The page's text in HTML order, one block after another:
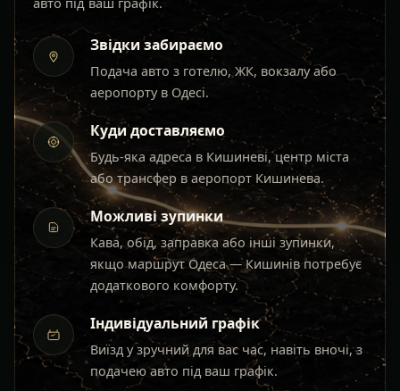
Звідки забираємо
Подача авто з готелю, ЖК, вокзалу або
аеропорту в Одесі.
Куди доставляємо
Будь-яка адреса в Кишиневі, центр міста
або трансфер в аеропорт Кишинева.
Можливі зупинки
Кава, обід, заправка або інші зупинки,
якщо маршрут Одеса — Кишинів потребує
додаткового комфорту.
Індивідуальний графік
Виїзд у зручний для вас час, навіть вночі, з
подачею авто під ваш графік.